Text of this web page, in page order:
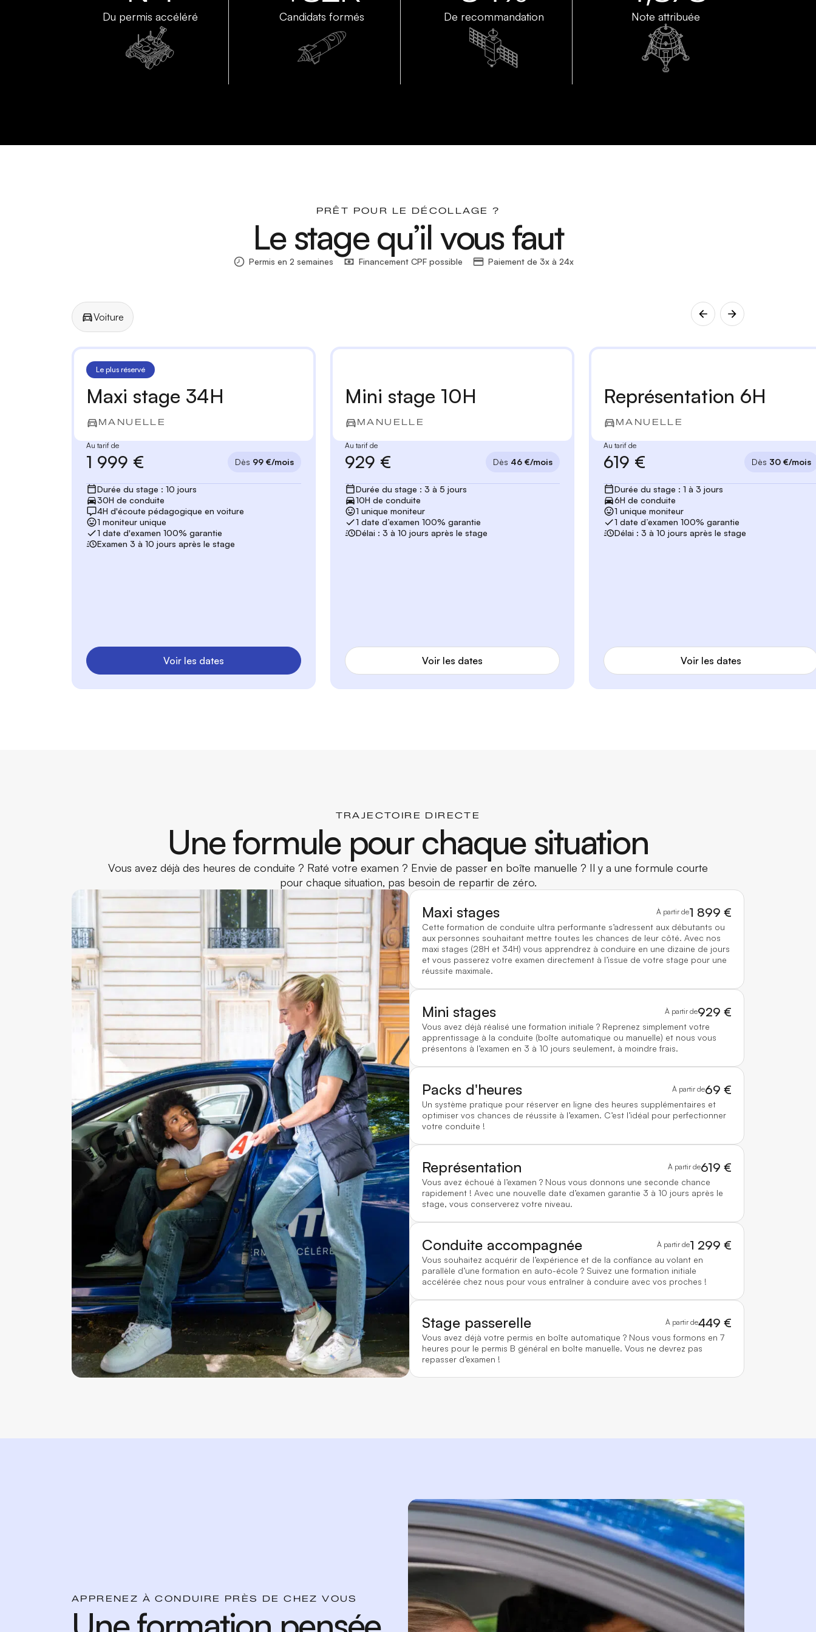
Du permis accéléré Candidats formés De recommandation Note attribuée
PRÊT POUR LE DÉCOLLAGE ?
Le stage qu’il vous faut
Permis en 2 semaines Financement CPF possible Paiement de 3x à 24x
Voiture
Le plus réservé
Maxi stage 34H
MANUELLE
Au tarif de
1 999 € Dès 99 €/mois
Durée du stage : 10 jours
30H de conduite
4H d'écoute pédagogique en voiture
1 moniteur unique
1 date d'examen 100% garantie
Examen 3 à 10 jours après le stage
Voir les dates
Mini stage 10H
MANUELLE
Au tarif de
929 € Dès 46 €/mois
Durée du stage : 3 à 5 jours
10H de conduite
1 unique moniteur
1 date d’examen 100% garantie
Délai : 3 à 10 jours après le stage
Voir les dates
Représentation 6H
MANUELLE
Au tarif de
619 € Dès 30 €/mois
Durée du stage : 1 à 3 jours
6H de conduite
1 unique moniteur
1 date d’examen 100% garantie
Délai : 3 à 10 jours après le stage
Voir les dates
TRAJECTOIRE DIRECTE
Une formule pour chaque situation
Vous avez déjà des heures de conduite ? Raté votre examen ? Envie de passer en boîte manuelle ? Il y a une formule courte
pour chaque situation, pas besoin de repartir de zéro.
Maxi stages À partir de1 899 €
Cette formation de conduite ultra performante s’adressent aux débutants ou
aux personnes souhaitant mettre toutes les chances de leur côté. Avec nos
maxi stages (28H et 34H) vous apprendrez à conduire en une dizaine de jours
et vous passerez votre examen directement à l’issue de votre stage pour une
réussite maximale.
Mini stages À partir de929 €
Vous avez déjà réalisé une formation initiale ? Reprenez simplement votre
apprentissage à la conduite (boîte automatique ou manuelle) et nous vous
présentons à l’examen en 3 à 10 jours seulement, à moindre frais.
Packs d'heures À partir de69 €
Un système pratique pour réserver en ligne des heures supplémentaires et
optimiser vos chances de réussite à l’examen. C’est l’idéal pour perfectionner
votre conduite !
Représentation À partir de619 €
Vous avez échoué à l’examen ? Nous vous donnons une seconde chance
rapidement ! Avec une nouvelle date d’examen garantie 3 à 10 jours après le
stage, vous conserverez votre niveau.
Conduite accompagnée À partir de1 299 €
Vous souhaitez acquérir de l’expérience et de la confiance au volant en
parallèle d’une formation en auto-école ? Suivez une formation initiale
accélérée chez nous pour vous entraîner à conduire avec vos proches !
Stage passerelle À partir de449 €
Vous avez déjà votre permis en boîte automatique ? Nous vous formons en 7
heures pour le permis B général en boîte manuelle. Vous ne devrez pas
repasser d’examen !
APPRENEZ À CONDUIRE PRÈS DE CHEZ VOUS